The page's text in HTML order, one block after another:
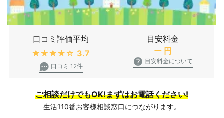
口コミ評価平均
★★★★★ 3.7
口コミ 12件
目安料金
ー 円
目安料金について
ご相談だけでもOK!まずはお電話ください!
生活110番お客様相談窓口につながります。